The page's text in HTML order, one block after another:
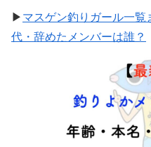
▶ マスゲン釣りガール一
代・辞めたメンバーは誰？